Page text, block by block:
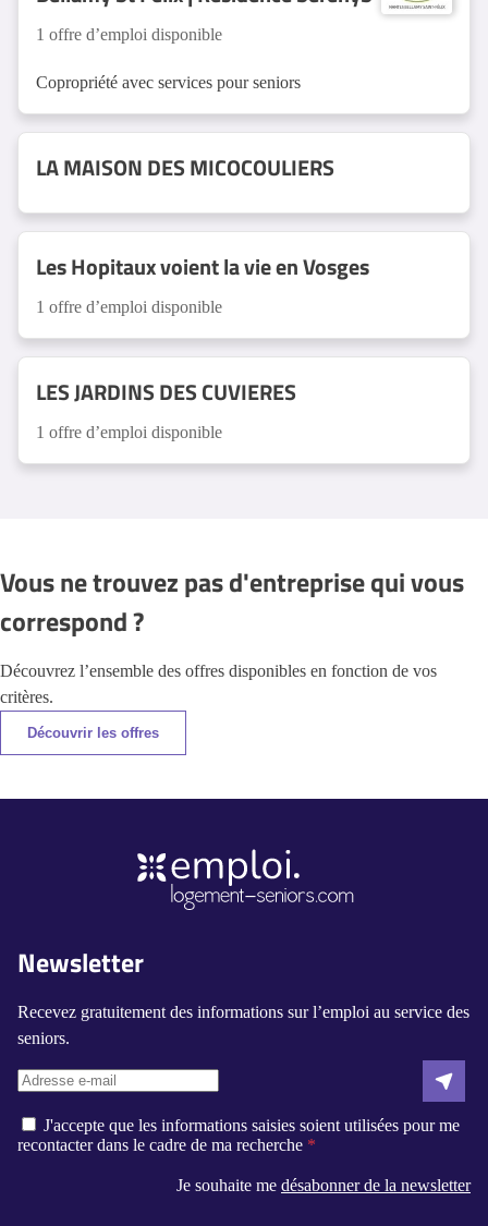
1 offre d’emploi disponible
Copropriété avec services pour seniors
LA MAISON DES MICOCOULIERS
Les Hopitaux voient la vie en Vosges
1 offre d’emploi disponible
LES JARDINS DES CUVIERES
1 offre d’emploi disponible
Vous ne trouvez pas d'entreprise qui vous
correspond ?
Découvrez l’ensemble des offres disponibles en fonction de vos
critères.
Découvrir les offres
Newsletter
Recevez gratuitement des informations sur l’emploi au service des
seniors.
J'accepte que les informations saisies soient utilisées pour me
recontacter dans le cadre de ma recherche
Je souhaite me désabonner de la newsletter